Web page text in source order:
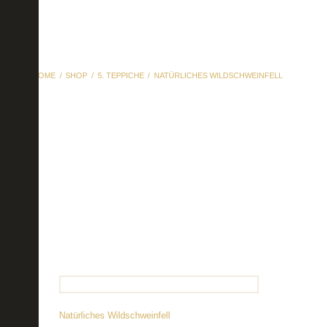
HOME SHOP 5. TEPPICHE NATÜRLICHES WILDSCHWEINFELL
Natürliches Wildschweinfell